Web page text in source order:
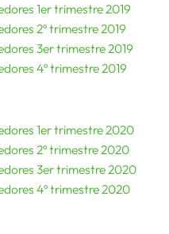
1er trimestre 2019
2º trimestre 2019
3er trimestre 2019
4º trimestre 2019
1er trimestre 2020
2º trimestre 2020
3er trimestre 2020
4º trimestre 2020